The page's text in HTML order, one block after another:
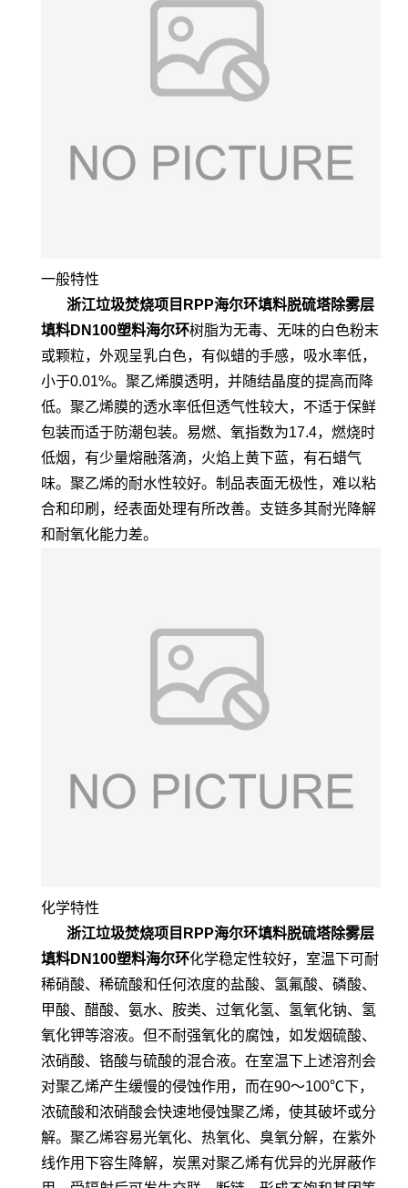
一般特性
浙江垃圾焚烧项目RPP海尔环填料脱硫塔除雾层
填料DN100塑料海尔环树脂为无毒、无味的白色粉末
或颗粒，外观呈乳白色，有似蜡的手感，吸水率低，
小于0.01%。聚乙烯膜透明，并随结晶度的提高而降
低。聚乙烯膜的透水率低但透气性较大，不适于保鲜
包装而适于防潮包装。易燃、氧指数为17.4，燃烧时
低烟，有少量熔融落滴，火焰上黄下蓝，有石蜡气
味。聚乙烯的耐水性较好。制品表面无极性，难以粘
合和印刷，经表面处理有所改善。支链多其耐光降解
和耐氧化能力差。
化学特性
浙江垃圾焚烧项目RPP海尔环填料脱硫塔除雾层
填料DN100塑料海尔环化学稳定性较好，室温下可耐
稀硝酸、稀硫酸和任何浓度的盐酸、氢氟酸、磷酸、
甲酸、醋酸、氨水、胺类、过氧化氢、氢氧化钠、氢
氧化钾等溶液。但不耐强氧化的腐蚀，如发烟硫酸、
浓硝酸、铬酸与硫酸的混合液。在室温下上述溶剂会
对聚乙烯产生缓慢的侵蚀作用，而在90～100℃下，
浓硫酸和浓硝酸会快速地侵蚀聚乙烯，使其破坏或分
解。聚乙烯容易光氧化、热氧化、臭氧分解，在紫外
线作用下容生降解，炭黑对聚乙烯有优异的光屏蔽作